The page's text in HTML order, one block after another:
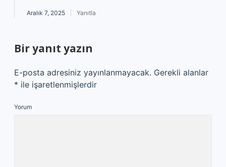
Aralık 7, 2025 Yanıtla
Bir yanıt yazın
E-posta adresiniz yayınlanmayacak. Gerekli alanlar
* ile işaretlenmişlerdir
Yorum